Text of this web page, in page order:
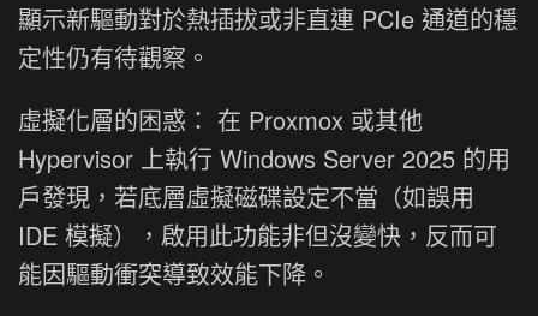
顯示新驅動對於熱插拔或非直連 PCIe 通道的穩
定性仍有待觀察。
虛擬化層的困惑： 在 Proxmox 或其他
Hypervisor 上執行 Windows Server 2025 的用
戶發現，若底層虛擬磁碟設定不當（如誤用
IDE 模擬），啟用此功能非但沒變快，反而可
能因驅動衝突導致效能下降。